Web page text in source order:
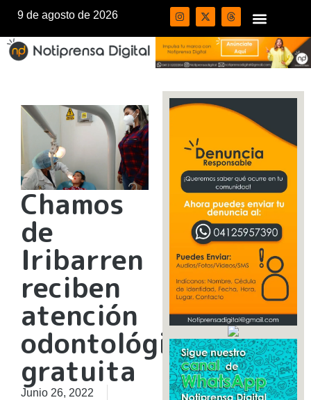
9 de agosto de 2026
Chamos
de
Iribarren
reciben
atención
odontológica
gratuita
Junio 26, 2022